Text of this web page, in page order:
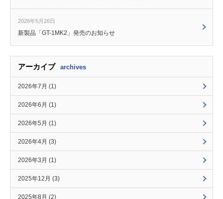
2026年5月26日
新製品「GT-1MK2」発売のお知らせ
アーカイブ archives
2026年7月 (1)
2026年6月 (1)
2026年5月 (1)
2026年4月 (3)
2026年3月 (1)
2025年12月 (3)
2025年8月 (2)